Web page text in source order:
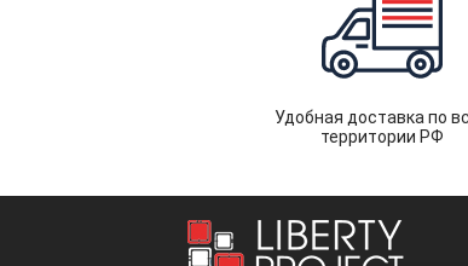
Удобная доставка по
территории РФ